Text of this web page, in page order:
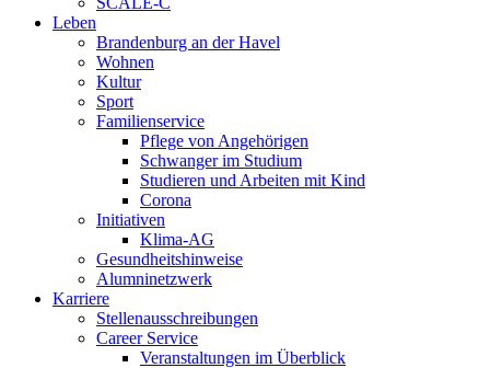
Leben
Brandenburg an der Havel
Wohnen
Kultur
Sport
Familienservice
Pflege von Angehörigen
Schwanger im Studium
Studieren und Arbeiten mit Kind
Corona
Initiativen
Klima-AG
Gesundheitshinweise
Alumninetzwerk
Karriere
Stellenausschreibungen
Career Service
Veranstaltungen im Überblick